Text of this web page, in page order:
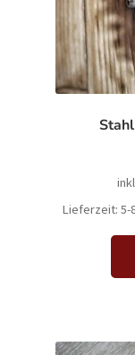
Lieferzeit: 5-